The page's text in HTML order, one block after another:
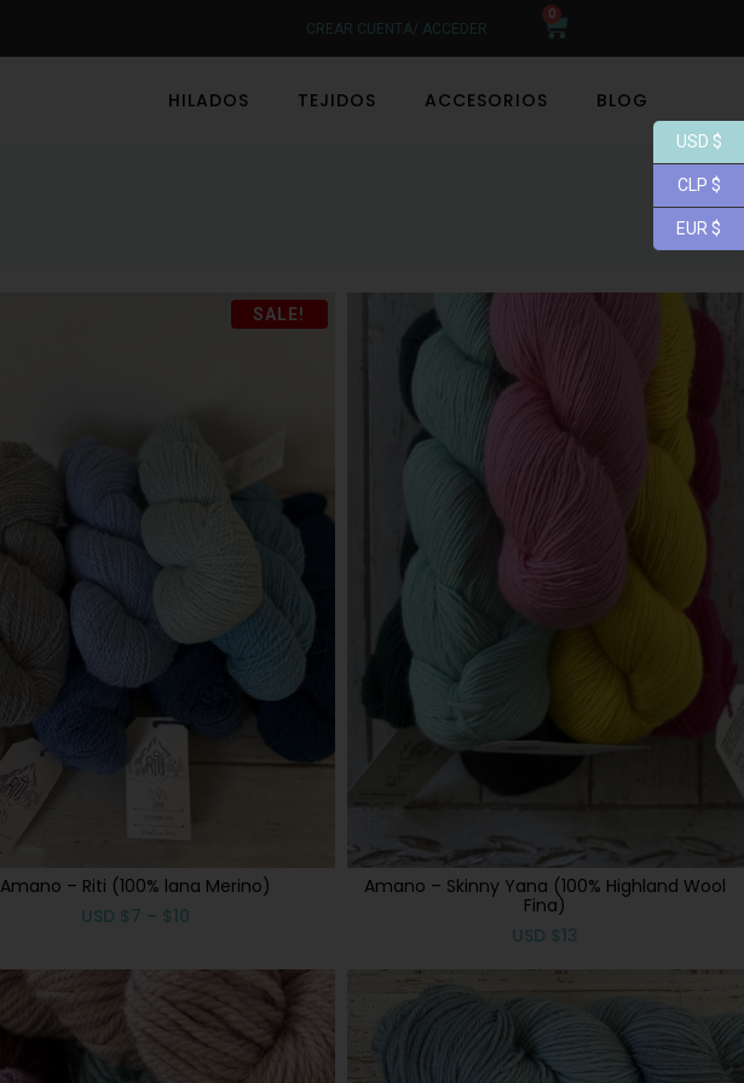
CREAR CUENTA/ ACCEDER
0
HILADOS TEJIDOS ACCESORIOS BLOG
SALE!
Amano – Riti (100% lana Merino)
USD $7 – $10
Amano – Skinny Yana (100% Highland Wool
Fina)
USD $13
USD $
CLP $
EUR $